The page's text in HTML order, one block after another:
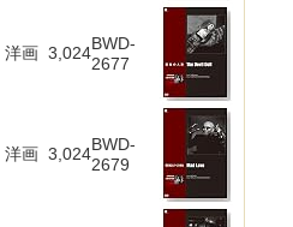
洋画 3,024BWD-
2677
洋画 3,024BWD-
2679